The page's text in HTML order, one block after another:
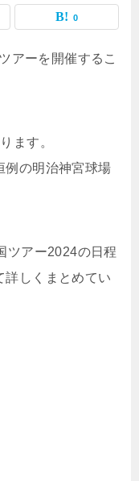
0
アーを開催するこ
ます。
例の明治神宮球場
ツアー2024の日程
詳しくまとめてい